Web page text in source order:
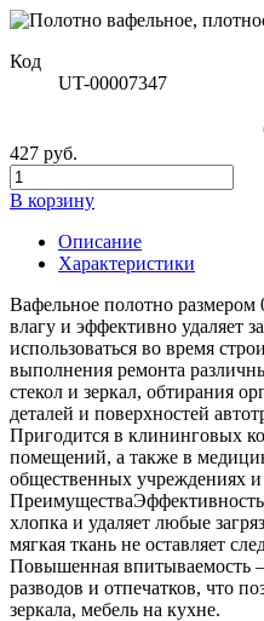
Код
UT-00007347
427 руб.
В корзину
Описание
Характеристики
Вафельное полотно
влагу и эффективно удаляет
использоваться во время
выполнения ремонта
стекол и зеркал, обтирания
деталей и поверхностей
Пригодится в клининговых
помещений, а также в
общественных учреждениях
хлопка и удаляет любые
мягкая ткань не оставляет
Повышенная впитываемость
разводов и отпечатков, что
зеркала, мебель на кухне.